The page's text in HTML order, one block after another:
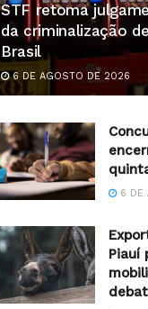
STF retoma
da criminalização
Brasil
6 DE AGOSTO DE 2026
6 DE
Piauí